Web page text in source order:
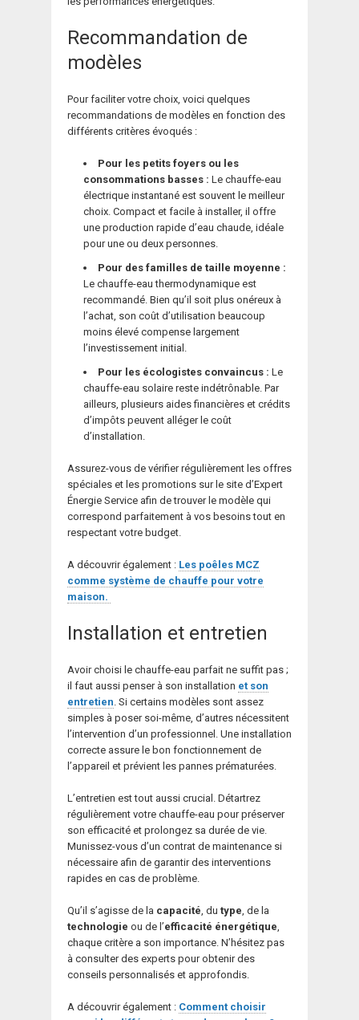
Recommandation de
modèles
Pour faciliter votre choix, voici quelques
recommandations de modèles en fonction des
différents critères évoqués :
Pour les petits foyers ou les
consommations basses : Le chauffe-eau
électrique instantané est souvent le meilleur
choix. Compact et facile à installer, il offre
une production rapide d’eau chaude, idéale
pour une ou deux personnes.
Pour des familles de taille moyenne :
Le chauffe-eau thermodynamique est
recommandé. Bien qu’il soit plus onéreux à
l’achat, son coût d’utilisation beaucoup
moins élevé compense largement
l’investissement initial.
Pour les écologistes convaincus : Le
chauffe-eau solaire reste indétrônable. Par
ailleurs, plusieurs aides financières et crédits
d’impôts peuvent alléger le coût
d’installation.
Assurez-vous de vérifier régulièrement les offres
spéciales et les promotions sur le site d’Expert
Énergie Service afin de trouver le modèle qui
correspond parfaitement à vos besoins tout en
respectant votre budget.
A découvrir également : Les poêles MCZ
comme système de chauffe pour votre
maison.
Installation et entretien
Avoir choisi le chauffe-eau parfait ne suffit pas ;
il faut aussi penser à son installation et son
entretien. Si certains modèles sont assez
simples à poser soi-même, d’autres nécessitent
l’intervention d’un professionnel. Une installation
correcte assure le bon fonctionnement de
l’appareil et prévient les pannes prématurées.
L’entretien est tout aussi crucial. Détartrez
régulièrement votre chauffe-eau pour préserver
son efficacité et prolongez sa durée de vie.
Munissez-vous d’un contrat de maintenance si
nécessaire afin de garantir des interventions
rapides en cas de problème.
Qu’il s’agisse de la capacité, du type, de la
technologie ou de l’efficacité énergétique,
chaque critère a son importance. N’hésitez pas
à consulter des experts pour obtenir des
conseils personnalisés et approfondis.
A découvrir également : Comment choisir